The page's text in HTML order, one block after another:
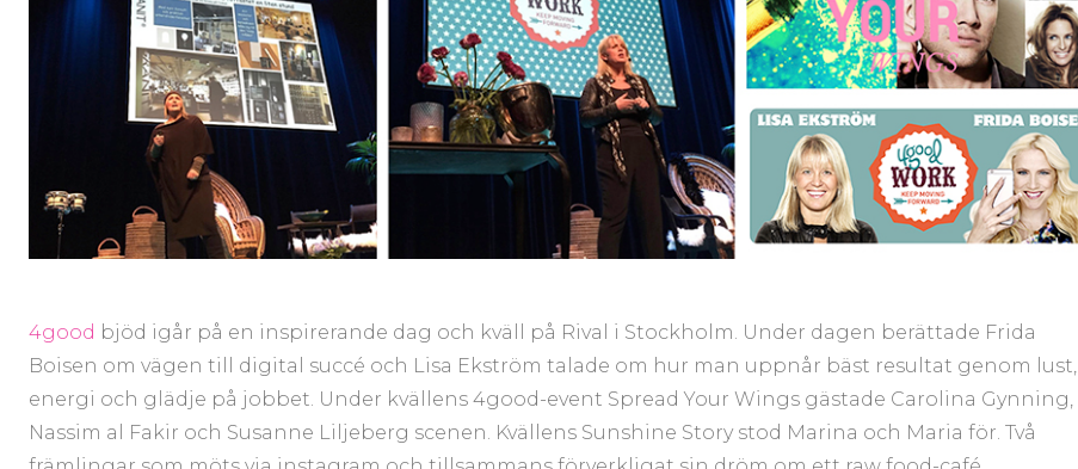
4good bjöd igår på en inspirerande dag och kväll på Rival i Stockholm. Under dagen berättade Frida
Boisen om vägen till digital succé och Lisa Ekström talade om hur man uppnår bäst resultat genom lust,
energi och glädje på jobbet. Under kvällens 4good-event Spread Your Wings gästade Carolina Gynning,
Nassim al Fakir och Susanne Liljeberg scenen. Kvällens Sunshine Story stod Marina och Maria för. Två